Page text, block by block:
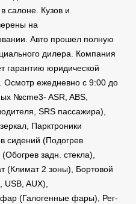
салоне. Кузов и
на
Авто прошел полную
дилера. Компания
гарантию юридической
Осмотр ежедневно с 9:00 до
№cme3- ASR, ABS,
SRS пассажира),
Парктроники
сидений (Подогрев
задн. стекла),
(Климат 2 зоны), Бортовой
AUX),
(Галогенные фары), Рег-